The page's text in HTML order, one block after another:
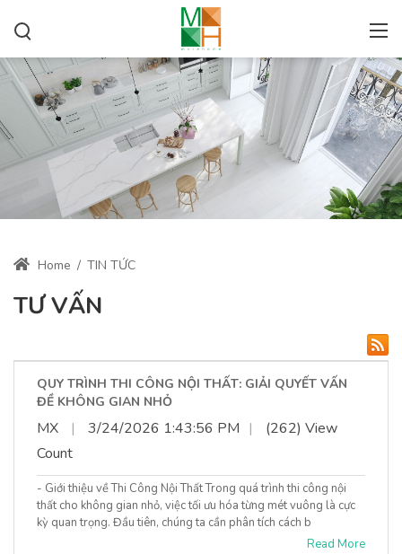
Home / TIN TỨC
TƯ VẤN
QUY TRÌNH THI CÔNG NỘI THẤT: GIẢI QUYẾT VẤN
ĐỀ KHÔNG GIAN NHỎ
MX | 3/24/2026 1:43:56 PM |
(262) View
Count
- Giới thiệu về Thi Công Nội Thất Trong quá trình thi công nội
thất cho không gian nhỏ, việc tối ưu hóa từng mét vuông là cực
kỳ quan trọng. Đầu tiên, chúng ta cần phân tích cách b
Read More